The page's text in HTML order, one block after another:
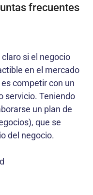
frecuentes
si el negocio
en el mercado
competir con un
servicio. Teniendo
un plan de
que se
del negocio.